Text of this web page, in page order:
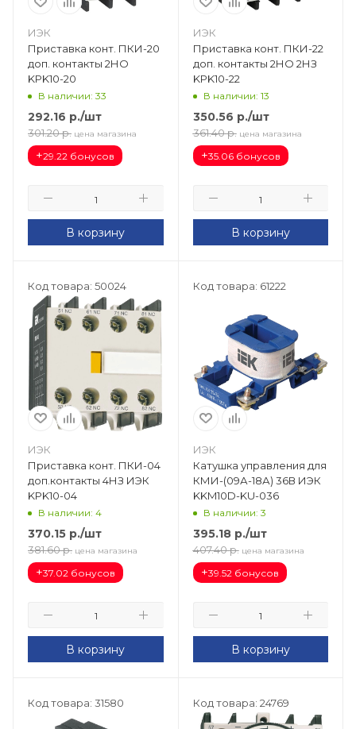
ИЭК
Приставка конт. ПКИ-20
доп. контакты 2НО
KPK10-20
В наличии: 33
292.16 р./шт
301.20 р. цена магазина
+29.22 бонусов
В корзину
ИЭК
Приставка конт. ПКИ-22
доп. контакты 2НО 2НЗ
KPK10-22
В наличии: 13
350.56 р./шт
361.40 р. цена магазина
+35.06 бонусов
В корзину
Код товара: 50024
ИЭК
Приставка конт. ПКИ-04
доп.контакты 4НЗ ИЭК
KPK10-04
В наличии: 4
370.15 р./шт
381.60 р. цена магазина
+37.02 бонусов
В корзину
Код товара: 61222
ИЭК
Катушка управления для
КМИ-(09А-18А) 36В ИЭК
KKM10D-KU-036
В наличии: 3
395.18р./шт
407.40 р. цена магазина
+39.52 бонусов
В корзину
Код товара: 31580 Код товара: 24769